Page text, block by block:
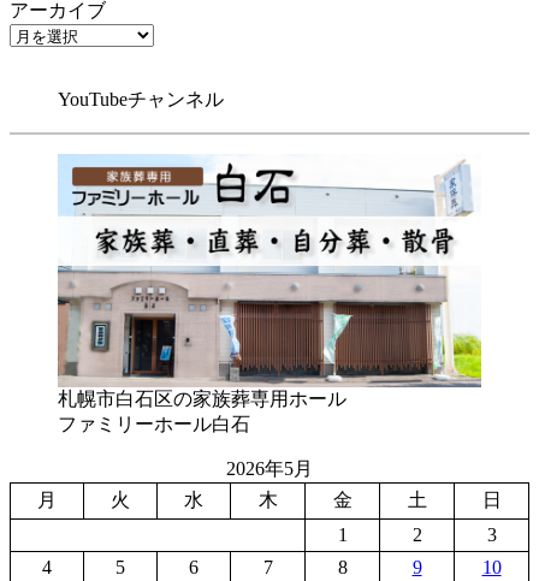
アーカイブ
YouTubeチャンネル
札幌市白石区の家族葬専用ホール
ファミリーホール白石
2026年5月
月
火 水 木 金 土
日
1
2
3
4
5 6 7 8 9
10